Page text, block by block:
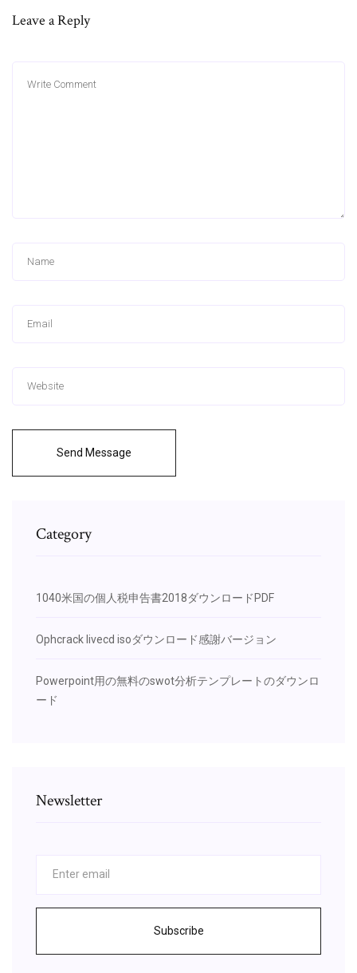
Leave a Reply
Send Message
Category
1040米国の個人税申告書2018ダウンロードPDF
Ophcrack livecd isoダウンロード感謝バージョン
Powerpoint用の無料のswot分析テンプレートのダウンロ
ード
Newsletter
Subscribe